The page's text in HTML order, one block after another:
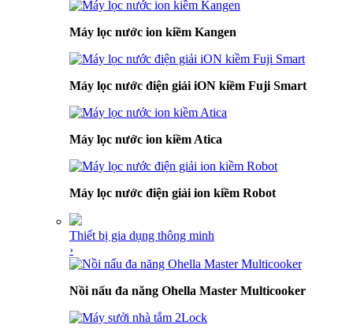
Máy lọc nước ion kiềm Kangen
Máy lọc nước điện giải iON kiềm Fuji Smart
Máy lọc nước ion kiềm Atica
Máy lọc nước điện giải ion kiềm Robot
Thiết bị gia dụng thông minh
›
Nồi nấu đa năng Ohella Master Multicooker